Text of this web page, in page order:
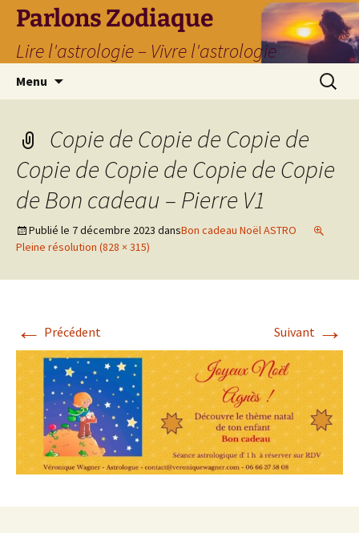
Parlons Zodiaque
Lire l'astrologie – Vivre l'astrologie
Menu
Copie de Copie de Copie de
Copie de Copie de Copie de Copie
de Bon cadeau – Pierre V1
Publié le 7 décembre 2023 dansBon cadeau Noël ASTRO
Pleine résolution (828 × 315)
← Précédent Suivant →